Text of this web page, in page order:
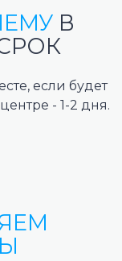
В
если будет
- 1-2 дня.